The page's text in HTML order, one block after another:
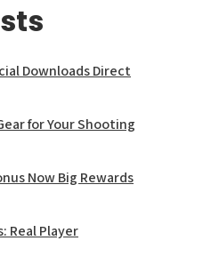
Downloads Direct
for Your Shooting
Now Big Rewards
Real Player